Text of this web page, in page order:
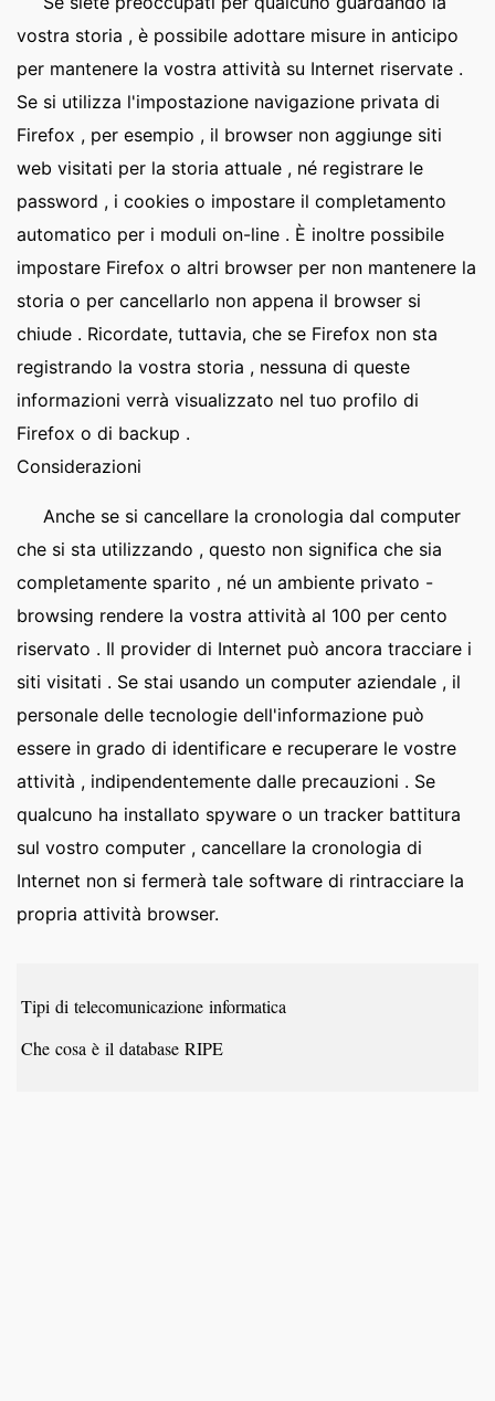
vostra storia , è possibile adottare misure in anticipo
per mantenere la vostra attività su Internet riservate .
Se si utilizza l'impostazione navigazione privata di
Firefox , per esempio , il browser non aggiunge siti
web visitati per la storia attuale , né registrare le
password , i cookies o impostare il completamento
automatico per i moduli on-line . È inoltre possibile
impostare Firefox o altri browser per non mantenere la
storia o per cancellarlo non appena il browser si
chiude . Ricordate, tuttavia, che se Firefox non sta
registrando la vostra storia , nessuna di queste
informazioni verrà visualizzato nel tuo profilo di
Firefox o di backup .
Considerazioni
Anche se si cancellare la cronologia dal computer
che si sta utilizzando , questo non significa che sia
completamente sparito , né un ambiente privato -
browsing rendere la vostra attività al 100 per cento
riservato . Il provider di Internet può ancora tracciare i
siti visitati . Se stai usando un computer aziendale , il
personale delle tecnologie dell'informazione può
essere in grado di identificare e recuperare le vostre
attività , indipendentemente dalle precauzioni . Se
qualcuno ha installato spyware o un tracker battitura
sul vostro computer , cancellare la cronologia di
Internet non si fermerà tale software di rintracciare la
propria attività browser.
Tipi di telecomunicazione informatica
Che cosa è il database RIPE